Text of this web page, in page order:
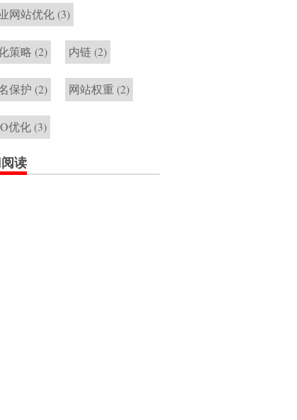
网站优化 (3)
策略 (2) 内链 (2)
保护 (2) 网站权重 (2)
优化 (3)
读